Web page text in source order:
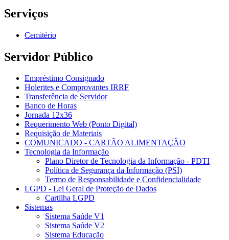
Serviços
Cemitério
Servidor Público
Empréstimo Consignado
Holerites e Comprovantes IRRF
Transferência de Servidor
Banco de Horas
Jornada 12x36
Requerimento Web (Ponto Digital)
Requisição de Materiais
COMUNICADO - CARTÃO ALIMENTAÇÃO
Tecnologia da Informação
Plano Diretor de Tecnologia da Informação - PDTI
Política de Segurança da Informação (PSI)
Termo de Responsabilidade e Confidencialidade
LGPD - Lei Geral de Proteção de Dados
Cartilha LGPD
Sistemas
Sistema Saúde V1
Sistema Saúde V2
Sistema Educação